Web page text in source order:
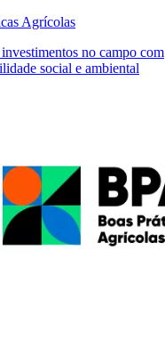
Agrícolas
no campo com
social e ambiental